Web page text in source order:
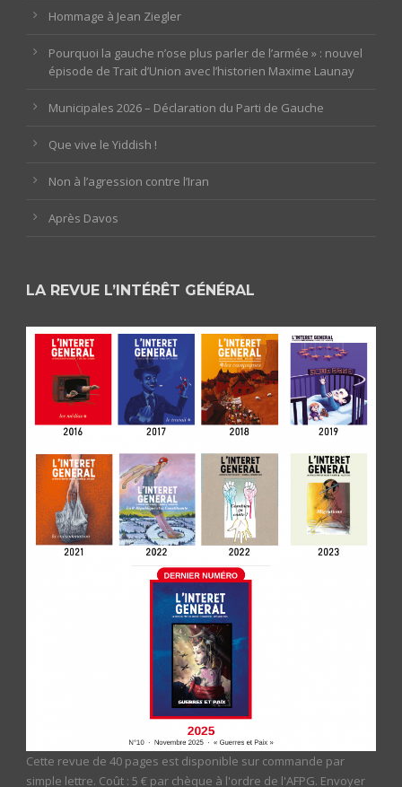
Hommage à Jean Ziegler
Pourquoi la gauche n’ose plus parler de l’armée » : nouvel
épisode de Trait d’Union avec l’historien Maxime Launay
Municipales 2026 – Déclaration du Parti de Gauche
Que vive le Yiddish !
Non à l’agression contre l’Iran
Après Davos
LA REVUE L’INTÉRÊT GÉNÉRAL
Cette revue de 40 pages est disponible sur commande par
simple lettre. Coût : 5 € par chèque à l'ordre de l'AFPG. Envoyer